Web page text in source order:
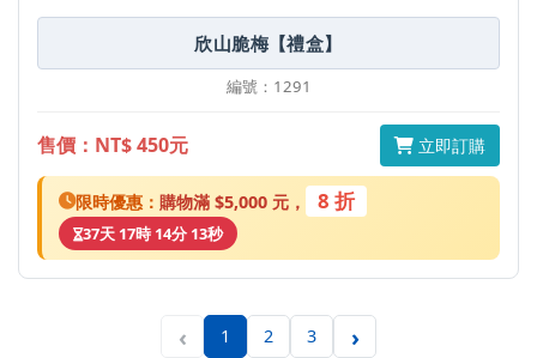
欣山脆梅【禮盒】
編號：1291
售價：NT$ 450元 立即訂購
限時優惠： 購物滿 $5,000 元， 8 折
37天 17時 14分 13秒
‹ 1 2 3 ›